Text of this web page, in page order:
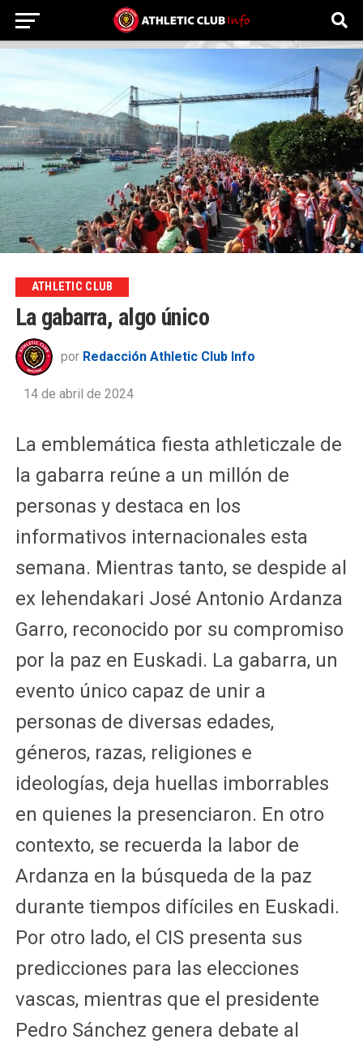
ATHLETIC CLUB
La gabarra, algo único
por Redacción Athletic Club Info
14 de abril de 2024
La emblemática fiesta athleticzale de
la gabarra reúne a un millón de
personas y destaca en los
informativos internacionales esta
semana. Mientras tanto, se despide al
ex lehendakari José Antonio Ardanza
Garro, reconocido por su compromiso
por la paz en Euskadi. La gabarra, un
evento único capaz de unir a
personas de diversas edades,
géneros, razas, religiones e
ideologías, deja huellas imborrables
en quienes la presenciaron. En otro
contexto, se recuerda la labor de
Ardanza en la búsqueda de la paz
durante tiempos difíciles en Euskadi.
Por otro lado, el CIS presenta sus
predicciones para las elecciones
vascas, mientras que el presidente
Pedro Sánchez genera debate al